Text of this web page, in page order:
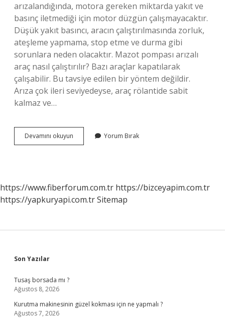
arızalandığında, motora gereken miktarda yakıt ve
basınç iletmediği için motor düzgün çalışmayacaktır.
Düşük yakıt basıncı, aracın çalıştırılmasında zorluk,
ateşleme yapmama, stop etme ve durma gibi
sorunlara neden olacaktır. Mazot pompası arızalı
araç nasıl çalıştırılır? Bazı araçlar kapatılarak
çalışabilir. Bu tavsiye edilen bir yöntem değildir.
Arıza çok ileri seviyedeyse, araç rölantide sabit
kalmaz ve…
Devamını okuyun
Pompası
Mi
Yorum Bırak
https://www.fiberforum.com.tr https://bizceyapim.com.tr
https://yapkuryapi.com.trSitemap
Sidebar
Son Yazılar
Tusaş borsada mı ?
Ağustos 8, 2026
Kurutma makinesinin güzel kokması için ne yapmalı ?
Ağustos 7, 2026